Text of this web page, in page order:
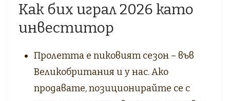
Как бих играл 2026 като
инвеститор
Пролетта е пиковият сезон – във
Великобритания и у нас. Ако
продавате, позиционирайте се с